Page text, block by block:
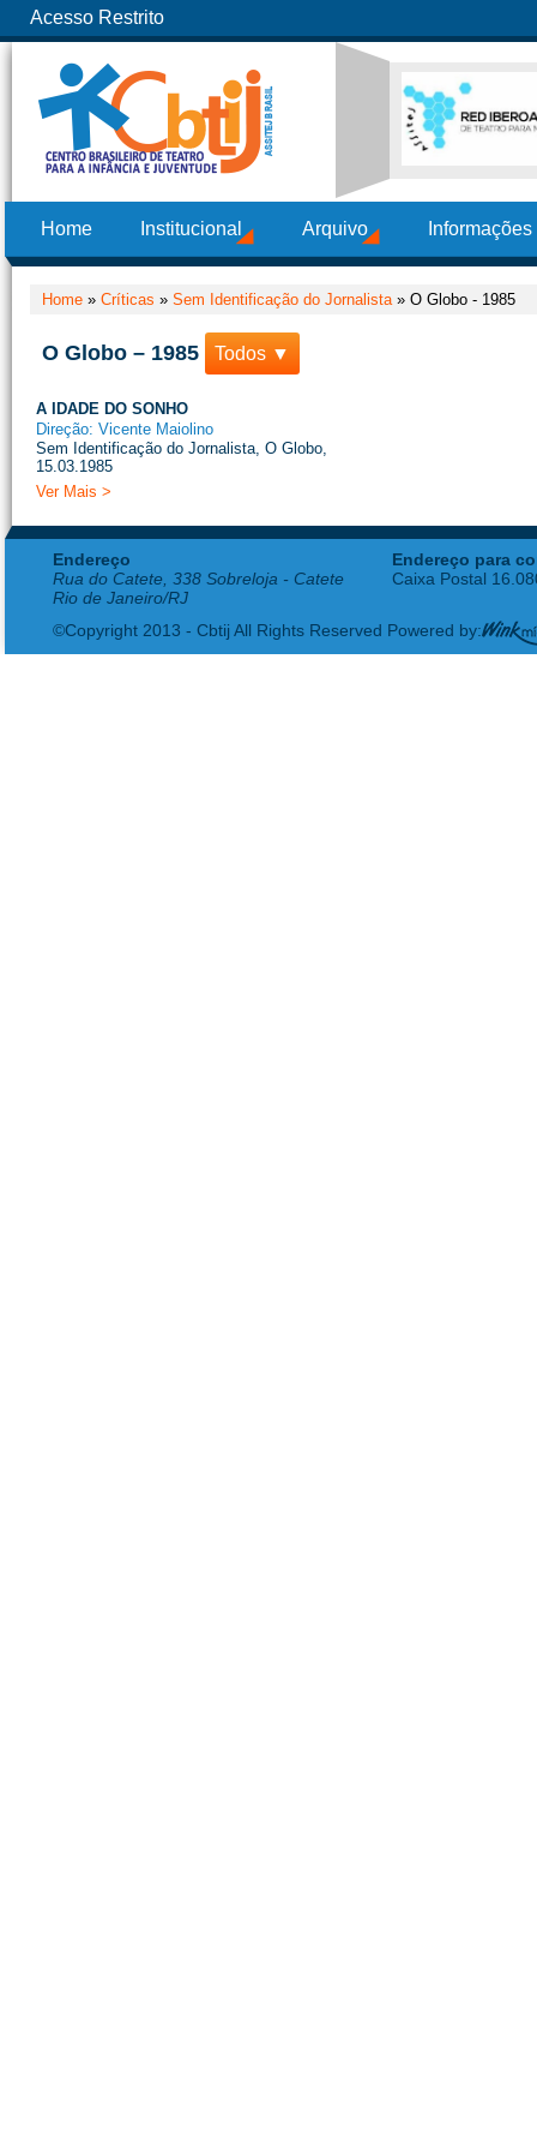
Acesso Restrito
Home Institucional Arquivo
Home » Críticas » Sem Identificação do Jornalista» O Globo - 1985
O Globo – 1985 Todos ▼
A IDADE DO SONHO
Direção: Vicente Maiolino
Sem Identificação do Jornalista, O Globo,
15.03.1985
Ver Mais >
Endereço
Rua do Catete, 338 Sobreloja - Catete
Rio de Janeiro/RJ
Endereço para
Caixa Postal
©Copyright 2013 - Cbtij All Rights Reserved Powered by: